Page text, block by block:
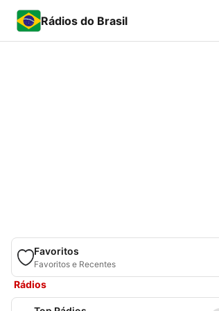
Rádios do Brasil
Favoritos
Favoritos e Recentes
Rádios